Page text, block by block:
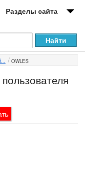
Разделы сайта
OWLES